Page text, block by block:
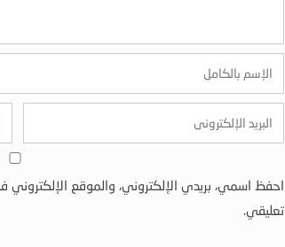
احفظ اسمي، بريدي الإلكتروني، والموقع
تعليقي.